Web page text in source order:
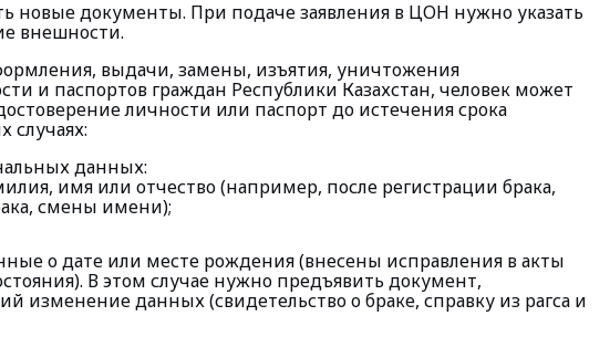
новые документы. При подаче заявления в ЦОН нужно указать
внешности.
выдачи, замены, изъятия, уничтожения
и паспортов граждан Республики Казахстан, человек может
личности или паспорт до истечения срока
случаях:
данных:
имя или отчество (например, после регистрации брака,
смены имени);
о дате или месте рождения (внесены исправления в акты
В этом случае нужно предъявить документ,
изменение данных (свидетельство о браке, справку из рагса и